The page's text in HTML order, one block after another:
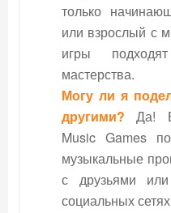
только
или взрослый с
игры
мастерства.
Могу ли я
другими? Да!
Music Games
музыкальные
с друзьями
социальных